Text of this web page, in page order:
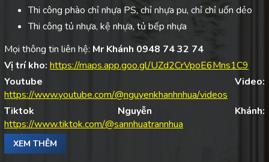
Thi công phào chỉ nhựa PS, chỉ nhựa pu, chỉ chỉ uốn dẻo
Thi công tủ nhựa, kệ nhựa, tủ bếp nhựa
Mọi thông tin liên hệ: Mr Khánh 0948 74 32 74
Vị trí kho: https://maps.app.goo.gl/UZd2CrVpoE6Mns1C9
Youtube Video:
https://www.youtube.com/@nguyenkhanhnhua/videos
Tiktok Nguyễn Khánh:
https://www.tiktok.com/@sannhuatrannhua
XEM THÊM